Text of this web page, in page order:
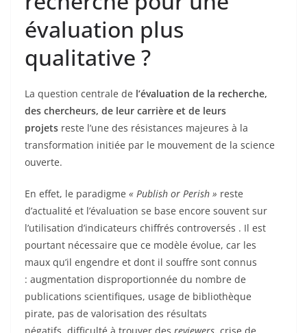
évaluation plus
qualitative ?
La question centrale de l’évaluation de la recherche,
des chercheurs, de leur carrière et de leurs
projets reste l’une des résistances majeures à la
transformation initiée par le mouvement de la science
ouverte.
En effet, le paradigme « Publish or Perish » reste
d’actualité et l’évaluation se base encore souvent sur
l’utilisation d’indicateurs chiffrés controversés . Il est
pourtant nécessaire que ce modèle évolue, car les
maux qu’il engendre et dont il souffre sont connus
: augmentation disproportionnée du nombre de
publications scientifiques, usage de bibliothèque
pirate, pas de valorisation des résultats